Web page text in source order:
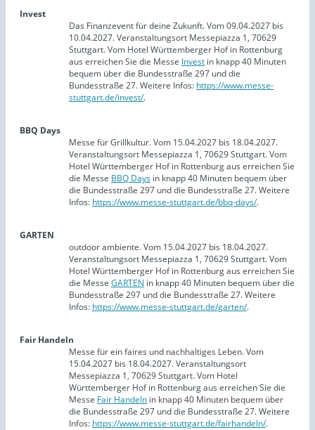
Invest
Das Finanzevent für deine Zukunft. Vom 09.04.2027 bis
10.04.2027. Veranstaltungsort Messepiazza 1, 70629
Stuttgart. Vom Hotel Württemberger Hof in Rottenburg
aus erreichen Sie die Messe Invest in knapp 40 Minuten
bequem über die Bundesstraße 297 und die
Bundesstraße 27. Weitere Infos: https://www.messe-
stuttgart.de/invest/.
BBQ Days
Messe für Grillkultur. Vom 15.04.2027 bis 18.04.2027.
Veranstaltungsort Messepiazza 1, 70629 Stuttgart. Vom
Hotel Württemberger Hof in Rottenburg aus erreichen Sie
die Messe BBQ Days in knapp 40 Minuten bequem über
die Bundesstraße 297 und die Bundesstraße 27. Weitere
Infos: https://www.messe-stuttgart.de/bbq-days/.
GARTEN
outdoor ambiente. Vom 15.04.2027 bis 18.04.2027.
Veranstaltungsort Messepiazza 1, 70629 Stuttgart. Vom
Hotel Württemberger Hof in Rottenburg aus erreichen Sie
die Messe GARTEN in knapp 40 Minuten bequem über die
Bundesstraße 297 und die Bundesstraße 27. Weitere
Infos: https://www.messe-stuttgart.de/garten/.
Fair Handeln
Messe für ein faires und nachhaltiges Leben. Vom
15.04.2027 bis 18.04.2027. Veranstaltungsort
Messepiazza 1, 70629 Stuttgart. Vom Hotel
Württemberger Hof in Rottenburg aus erreichen Sie die
Messe Fair Handeln in knapp 40 Minuten bequem über
die Bundesstraße 297 und die Bundesstraße 27. Weitere
Infos: https://www.messe-stuttgart.de/fairhandeln/.